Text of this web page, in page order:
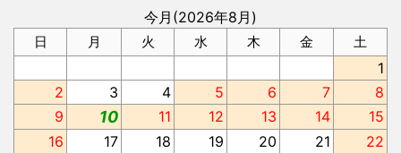
今月(2026年8月)
日 月 火 水 木 金 土
1
2
3 4 5 6 7
8
9
10 11 12 13 14
15
16
17 18 19 20 21
22